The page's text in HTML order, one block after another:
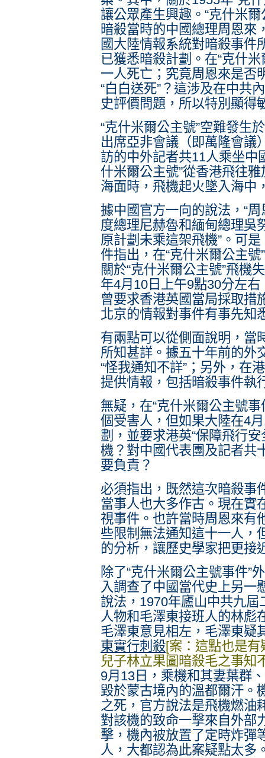
讓公眾產生興趣。“克什米
暗殺當時的中國總理周恩來
國大陸情報系統對暗殺事件
已獲悉暗殺計劃。在“克什
一人死亡；究竟周恩來是否
“白白送死”？這涉及在中共
史評價問題，所以特別顯得
“克什米爾公主號”空難發生
出席亞非會議（即萬隆會議
訪的中外記者共11人乘坐中
什米爾公主號”從香港飛往
海面時，飛機起火墜入海中
據中國官方一向的說法，“
度總理尼赫魯和緬甸總理吳
原計劃未乘這架飛機”。可
件指出，在“克什米爾公主
關於“克什米爾公主號”飛機
年4月10日上午9點30分左
曾要求香港英國當局採取措
北京的情報對事件有事先知
有兩點可以從側面說明，當
所知甚詳。據五十年前的外
“怪我通知不詳”；另外，在
提供情報，包括暗殺事件執
無疑，在“克什米爾公主號
個受害人，但如果大陸在4
劃，並要求港英“保障飛行
機？對中國代表團及記者共
要負責？
必須指出，既然這次暗殺事
當事人也大多作古。現在實
視事件。也許當時周恩來有
些限制無法通知這十一人，
的分析，讓歷史學家把更接
除了“克什米爾公主號事件”
入調查了中國當代史上另一
說法，1970年廬山中共九
人物和毛澤東接班人的林彪
毛澤東意見相左，毛澤東疑
東實行刺殺[案：這點也是
兒子林立果圖暗殺毛之事知
9月13日，乘機和其妻葉群
毀於蒙古境內的溫都爾汗。
之死，官方說法是飛機燃油
對該機的致命一擊來自外部
擊，機內被放置了定時炸彈
人，大都認為此案疑點太多